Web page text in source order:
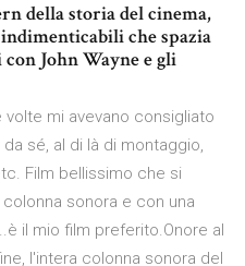
della storia del cinema,
che spazia
John Wayne e gli
volte mi avevano consigliato
sé, al di là di montaggio,
Film bellissimo che si
sonora e con una
il mio film preferito.Onore al
l'intera colonna sonora del